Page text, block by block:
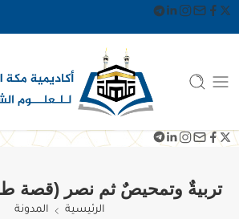
تربيةٌ وتمحيصٌ ثم نصر (قصة
الرئيسية المدونة